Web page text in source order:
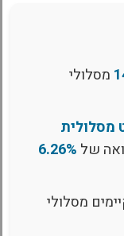
מסלולי
מסלולית
של 6.26%
מסלולי